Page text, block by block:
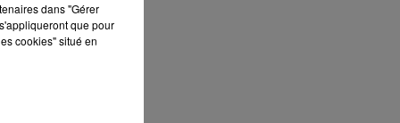
dans "Gérer
que pour
cookies" situé en